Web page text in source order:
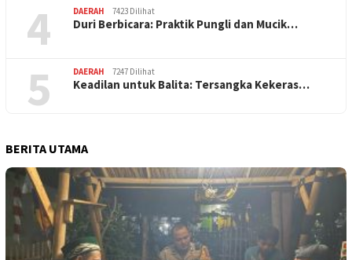
4 DAERAH 7423 Dilihat
Duri Berbicara: Praktik Pungli dan Mucik…
5 DAERAH 7247 Dilihat
Keadilan untuk Balita: Tersangka Kekeras…
BERITA UTAMA